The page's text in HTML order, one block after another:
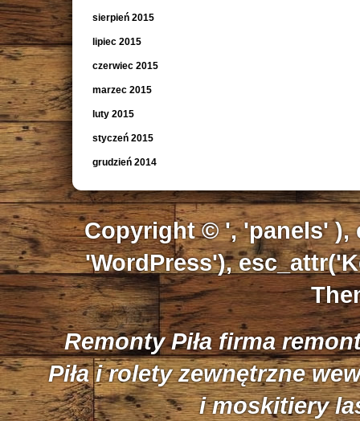
sierpień 2015
lipiec 2015
czerwiec 2015
marzec 2015
luty 2015
styczeń 2015
grudzień 2014
Copyright © ', 'panels' ),
'WordPress'),
Remonty Piła firma
Piła i rolety zewnętrzne
i moskitiery